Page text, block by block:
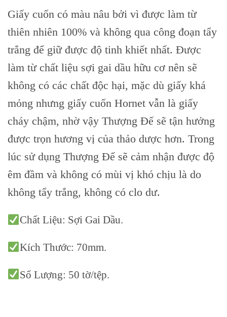
Giấy cuốn có màu nâu bởi vì được làm từ
thiên nhiên 100% và không qua công đoạn tẩy
trắng để giữ được độ tinh khiết nhất. Được
làm từ chất liệu sợi gai dầu hữu cơ nên sẽ
không có các chất độc hại, mặc dù giấy khá
mỏng nhưng giấy cuốn Hornet vẫn là giấy
cháy chậm, nhờ vậy Thượng Đế sẽ tận hưởng
được trọn hương vị của thảo dược hơn. Trong
lúc sử dụng Thượng Đế sẽ cảm nhận được độ
êm đầm và không có mùi vị khó chịu là do
không tẩy trắng, không có clo dư.
Chất Liệu: Sợi Gai Dầu.
Kích Thước: 70mm.
Số Lượng: 50 tờ/tệp.